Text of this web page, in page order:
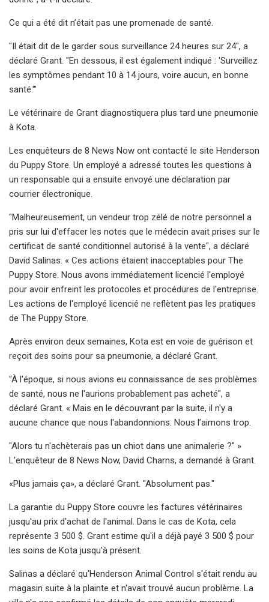
Ce qui a été dit n’était pas une promenade de santé.
"Il était dit de le garder sous surveillance 24 heures sur 24", a
déclaré Grant. "En dessous, il est également indiqué : 'Surveillez
les symptômes pendant 10 à 14 jours, voire aucun, en bonne
santé.'"
Le vétérinaire de Grant diagnostiquera plus tard une pneumonie
à Kota.
Les enquêteurs de 8 News Now ont contacté le site Henderson
du Puppy Store. Un employé a adressé toutes les questions à
un responsable qui a ensuite envoyé une déclaration par
courrier électronique.
"Malheureusement, un vendeur trop zélé de notre personnel a
pris sur lui d'effacer les notes que le médecin avait prises sur le
certificat de santé conditionnel autorisé à la vente", a déclaré
David Salinas. « Ces actions étaient inacceptables pour The
Puppy Store. Nous avons immédiatement licencié l'employé
pour avoir enfreint les protocoles et procédures de l'entreprise.
Les actions de l'employé licencié ne reflètent pas les pratiques
de The Puppy Store.
Après environ deux semaines, Kota est en voie de guérison et
reçoit des soins pour sa pneumonie, a déclaré Grant.
"À l'époque, si nous avions eu connaissance de ses problèmes
de santé, nous ne l'aurions probablement pas acheté", a
déclaré Grant. « Mais en le découvrant par la suite, il n'y a
aucune chance que nous l'abandonnions. Nous l’aimons trop.
"Alors tu n'achèterais pas un chiot dans une animalerie ?" »
L'enquêteur de 8 News Now, David Charns, a demandé à Grant.
«Plus jamais ça», a déclaré Grant. "Absolument pas."
La garantie du Puppy Store couvre les factures vétérinaires
jusqu'au prix d'achat de l'animal. Dans le cas de Kota, cela
représente 3 500 $. Grant estime qu'il a déjà payé 3 500 $ pour
les soins de Kota jusqu'à présent.
Salinas a déclaré qu'Henderson Animal Control s'était rendu au
magasin suite à la plainte et n'avait trouvé aucun problème. La